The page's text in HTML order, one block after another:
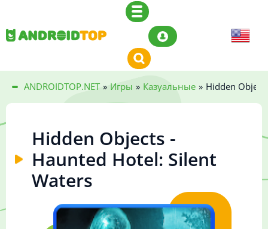
ANDROIDTOP.NET » Игры » Казуальные » Hidden
Hidden Objects -
Haunted Hotel: Silent
Waters